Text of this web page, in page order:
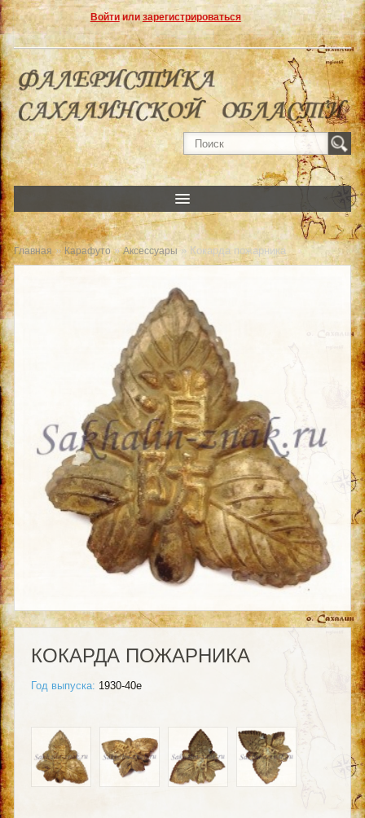
Войтиили зарегистрироваться
Главная » Карафуто»Аксессуары» Кокарда пожарника
КОКАРДА ПОЖАРНИКА
Год выпуска: 1930-40е